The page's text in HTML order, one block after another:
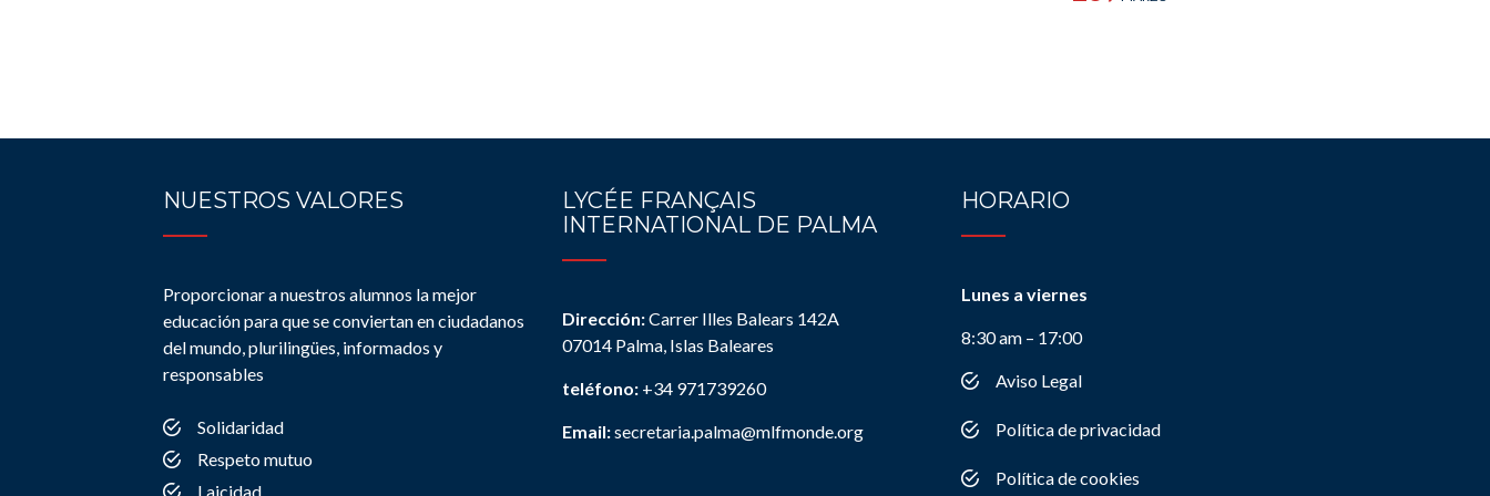
NUESTROS VALORES
Proporcionar a nuestros alumnos la mejor
educación para que se conviertan en ciudadanos
del mundo, plurilingües, informados y
responsables
Solidaridad
Respeto mutuo
Laicidad
LYCÉE FRANÇAIS
INTERNATIONAL DE PALMA
Dirección:Carrer Illes Balears 142A
07014 Palma, Islas Baleares
teléfono: +34 971739260
Email:secretaria.palma@mlfmonde.org
HORARIO
Lunes a viernes
8:30 am – 17:00
Aviso Legal
Política de privacidad
Política de cookies